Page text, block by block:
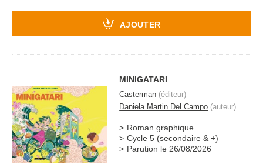
AJOUTER
MINIGATARI
Casterman (éditeur)
Daniela Martin Del Campo (auteur)
Roman graphique
Cycle 5 (secondaire & +)
Parution le 26/08/2026